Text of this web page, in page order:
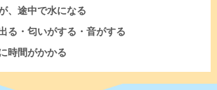
、途中で水になる
る・匂いがする・音がする
時間がかかる